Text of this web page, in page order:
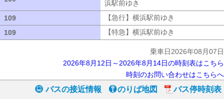
浜駅前ゆき
109
【急行】横浜駅前ゆき
109
【特急】横浜駅前ゆき
乗車日2026年08月07日
2026年8月12日～2026年8月14日の時刻表はこちら
時刻のお問い合わせはこちらへ
バスの接近情報 のりば地図
バス停時刻表